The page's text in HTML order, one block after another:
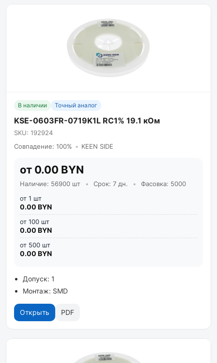
В наличии Точный аналог
KSE-0603FR-0719K1L RC1% 19.1 кОм
SKU: 192924
Совпадение: 100% • KEEN SIDE
от 0.00 BYN
Наличие: 56900 шт • Срок: 7 дн. •
Фасовка: 5000
от 1 шт
0.00 BYN
от 100 шт
0.00 BYN
от 500 шт
0.00 BYN
Допуск: 1
Монтаж: SMD
Открыть PDF